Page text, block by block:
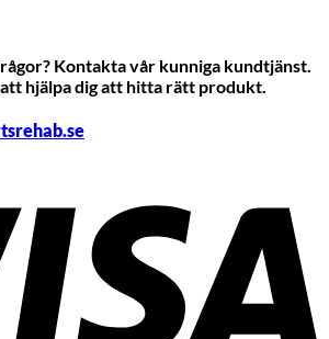
Kontakta vår kunniga kundtjänst.
hjälpa dig att hitta rätt produkt.